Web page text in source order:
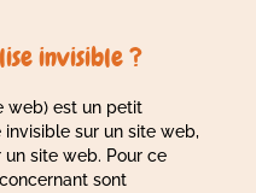
invisible ?
web) est un petit
invisible sur un site web,
site web. Pour ce
sont